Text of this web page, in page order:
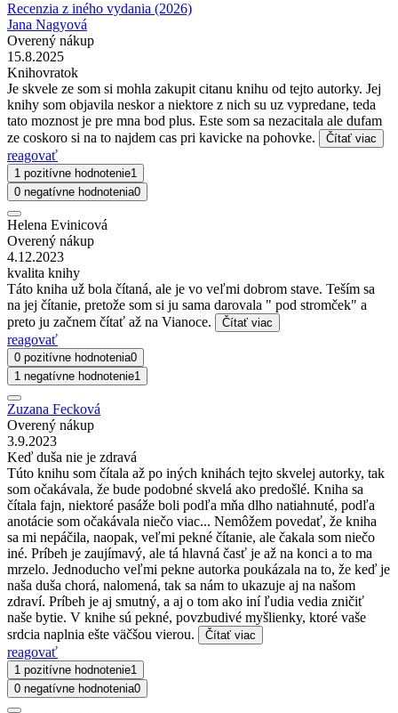
Recenzia z iného vydania (2026)
Jana Nagyová
Overený nákup
15.8.2025
Knihovratok
Je skvele ze som si mohla zakupit citanu knihu od tejto autorky. Jej
knihy som objavila neskor a niektore z nich su uz vypredane, teda
tato moznost je pre mna bod plus. Este som sa nezacitala ale dufam
ze coskoro si na to najdem cas pri kavicke na pohovke.
Čítať viac
reagovať
1 pozitívne hodnotenie1
0 negatívne hodnotenia0
Helena Evinicová
Overený nákup
4.12.2023
kvalita knihy
Táto kniha už bola čítaná, ale je vo veľmi dobrom stave. Teším sa
na jej čítanie, pretože som si ju sama darovala " pod stromček" a
preto ju začnem čítať až na Vianoce.
Čítať viac
reagovať
0 pozitívne hodnotenia0
1 negatívne hodnotenie1
Zuzana Fecková
Overený nákup
3.9.2023
Keď duša nie je zdravá
Túto knihu som čítala až po iných knihách tejto skvelej autorky, tak
som očakávala, že bude podobné skvelá ako predošlé. Kniha sa
čítala fajn, niektoré pasáže boli podľa mňa dlho natiahnuté, podľa
anotácie som očakávala niečo viac... Nemôžem povedať, že kniha
sa mi nepáčila, naopak, veľmi pekné čítanie, ale čakala som niečo
iné. Príbeh je zaujímavý, ale tá hlavná časť je až na konci a to ma
mrzelo. Jednoducho veľmi pekne autorka poukázala na to, že keď je
naša duša chorá, nalomená, tak sa nám to ukazuje aj na našom
zdraví. Príbeh je aj smutný, a aj o tom ako iní ľudia vedia zničiť
naše bytie. V knihe sú pekné, povzbudivé myšlienky, ktoré vaše
srdcia naplnia ešte väčšou vierou.
Čítať viac
reagovať
1 pozitívne hodnotenie1
0 negatívne hodnotenia0